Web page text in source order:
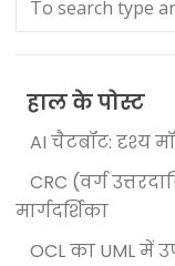
हाल के पोस्ट
AI चैटबॉट: दृश्य
CRC (वर्ग
मार्गदर्शिका
OCL का UML में